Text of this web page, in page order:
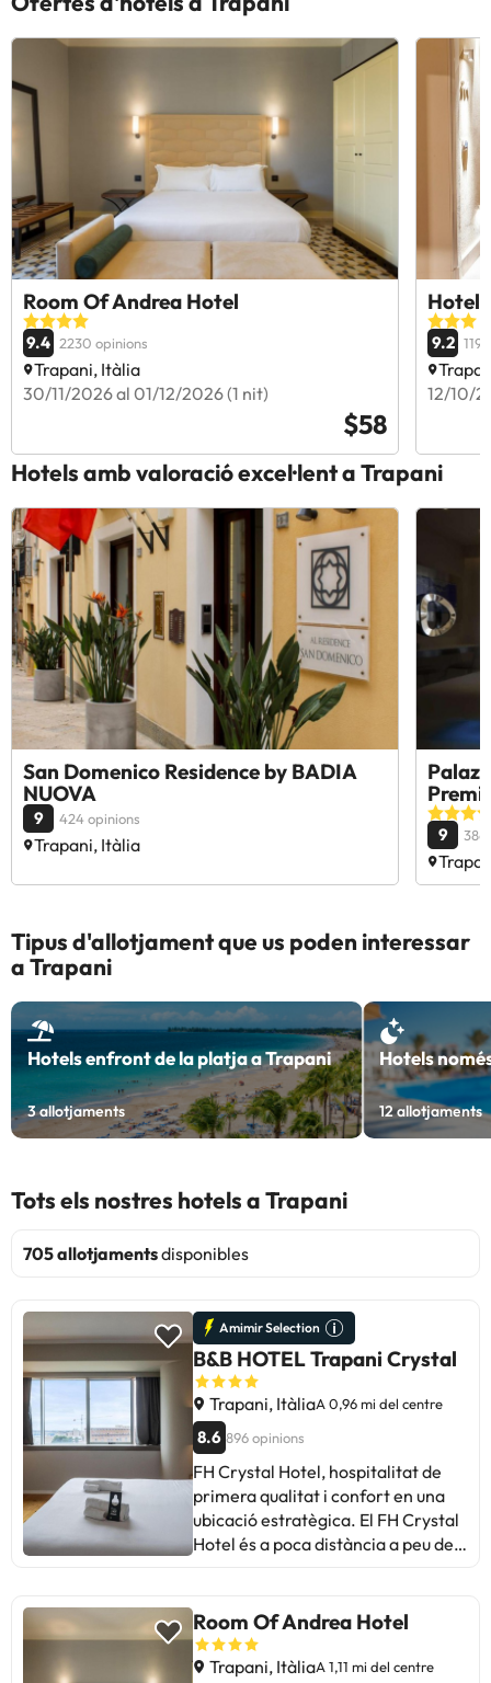
Room Of Andrea Hotel
9.4 2230 opinions
Trapani, Itàlia
30/11/2026 al 01/12/2026 (1 nit)
$58
Hotel
9.2
12/10/
Hotels amb valoració excel·lent a Trapani
San Domenico Residence by BADIA
NUOVA
9 424 opinions
Trapani, Itàlia 9 386
Tipus d'allotjament que us poden interessar
a Trapani
Hotels enfront de la platja a Trapani
3allotjaments
Hotels
12allotjaments
Tots els nostres hotels a Trapani
705 allotjamentsdisponibles
Amimir Selection
B&B HOTEL Trapani Crystal
Trapani, ItàliaA 0,96 mi del centre
8.6 896 opinions
FH Crystal Hotel, hospitalitat de
primera qualitat i confort en una
ubicació estratègica. El FH Crystal
Hotel és a poca distància a peu del
portarà a les illes Egadi en només
vint minuts. És un edifici modern
que ofereix instal·lacions de gran
Room Of Andrea Hotel
Trapani, ItàliaA 1,11 mi del centre